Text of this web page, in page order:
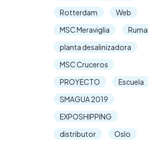
Rotterdam
Web
MSC Meraviglia
planta desalinizadora
MSC Cruceros
PROYECTO
Escuela
SMAGUA 2019
EXPOSHIPPING
distributor
Oslo